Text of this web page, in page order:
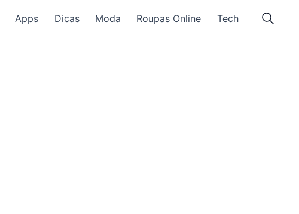
Apps Dicas Moda Roupas Online Tech